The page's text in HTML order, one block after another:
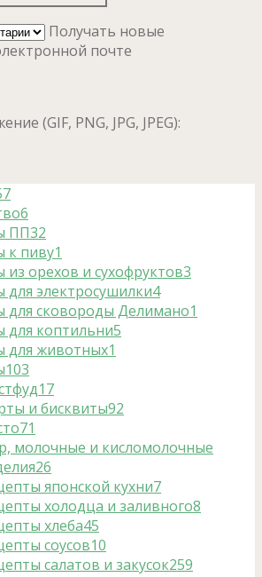
Получать новые
почте
(GIF, PNG, JPG, JPEG):
6
ПП32
к пиву1
из орехов и сухофруктов3
для электросушилки4
для сковороды Делимано1
для коптильни5
для животных1
103
17
и бисквиты92
71
молочные и кисломолочные
26
японской кухни7
холодца и заливного8
хлеба45
соусов10
салатов и закусок259